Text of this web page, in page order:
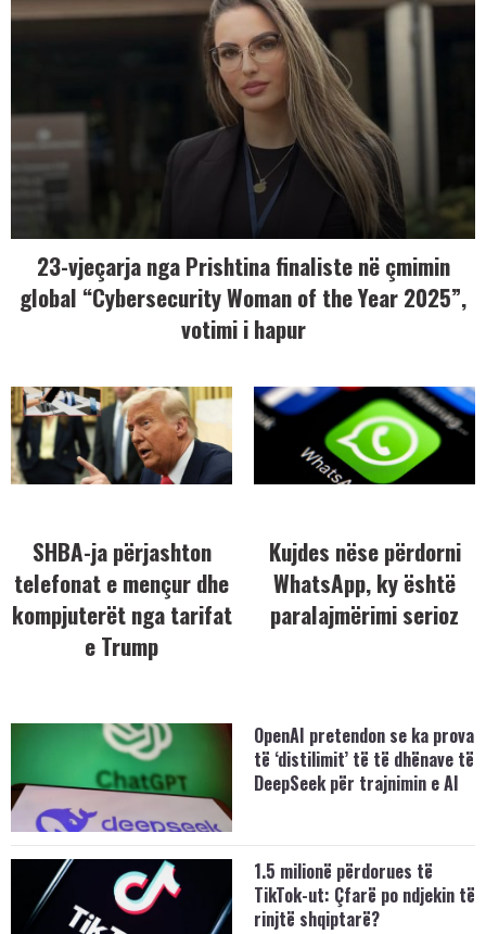
23-vjeçarja nga Prishtina finaliste në çmimin
global “Cybersecurity Woman of the Year 2025”,
votimi i hapur
SHBA-ja përjashton
telefonat e mençur dhe
kompjuterët nga tarifat
e Trump
Kujdes nëse përdorni
WhatsApp, ky është
paralajmërimi serioz
OpenAI pretendon se ka prova
të ‘distilimit’ të të dhënave të
DeepSeek për trajnimin e AI
1.5 milionë përdorues të
TikTok-ut: Çfarë po ndjekin të
rinjtë shqiptarë?